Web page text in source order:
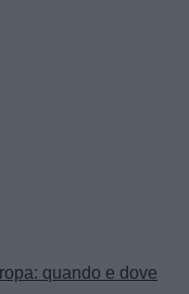
quando e dove